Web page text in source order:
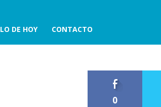
LO DE HOY CONTACTO
0